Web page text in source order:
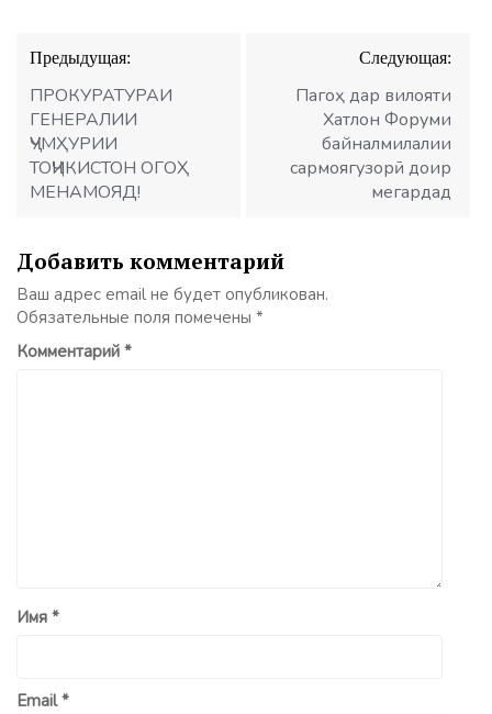
Навигация
по
записям
Предыдущая:
ПРОКУРАТУРАИ
ГЕНЕРАЛИИ
ҶУМҲУРИИ
ТОҶИКИСТОН ОГОҲ
МЕНАМОЯД!
Следующая:
Пагоҳ дар вилояти
Хатлон Форуми
байналмилалии
сармоягузорӣ доир
мегардад
Добавить комментарий
Ваш адрес email не будет опубликован.
Обязательные поля помечены *
Комментарий *
Имя *
Email*